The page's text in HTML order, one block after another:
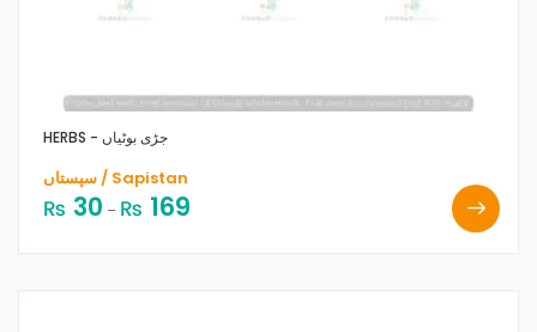
HERBS - جڑی بوٹیاں
سپستاں / Sapistan
₨ 30 – ₨ 169